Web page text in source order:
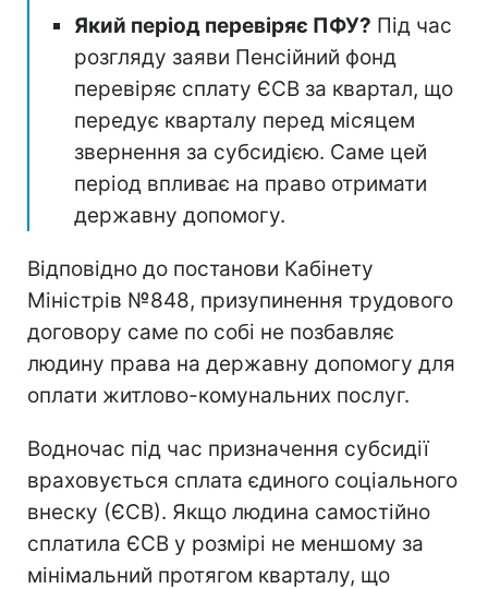
Який період перевіряє ПФУ? Під час
розгляду заяви Пенсійний фонд
перевіряє сплату ЄСВ за квартал, що
передує кварталу перед місяцем
звернення за субсидією. Саме цей
період впливає на право отримати
державну допомогу.
Відповідно до постанови Кабінету
Міністрів №848, призупинення трудового
договору саме по собі не позбавляє
людину права на державну допомогу для
оплати житлово-комунальних послуг.
Водночас під час призначення субсидії
враховується сплата єдиного соціального
внеску (ЄСВ). Якщо людина самостійно
сплатила ЄСВ у розмірі не меншому за
мінімальний протягом кварталу, що